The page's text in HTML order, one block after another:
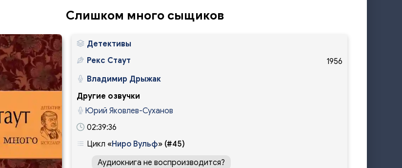
Слишком много сыщиков
Детективы
1956
Рекс Стаут
Владимир Дрыжак
Другие озвучки
Юрий Яковлев-Суханов
02:39:36
Цикл «Ниро Вульф» (#45)
Аудиокнига не воспроизводится?